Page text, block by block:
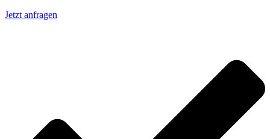
Jetzt anfragen